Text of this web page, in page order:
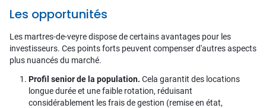
Les opportunités
Les martres-de-veyre dispose de certains avantages pour les
investisseurs. Ces points forts peuvent compenser d'autres aspects
plus nuancés du marché.
Profil senior de la population. Cela garantit des locations
longue durée et une faible rotation, réduisant
considérablement les frais de gestion (remise en état,